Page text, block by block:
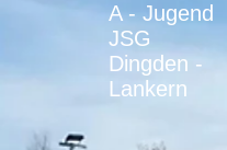
A - Jugend
JSG
Dingden -
Lankern